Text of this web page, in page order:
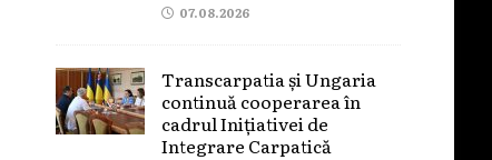
07.08.2026
Transcarpatia și Ungaria
continuă cooperarea în
cadrul Inițiativei de
Integrare Carpatică